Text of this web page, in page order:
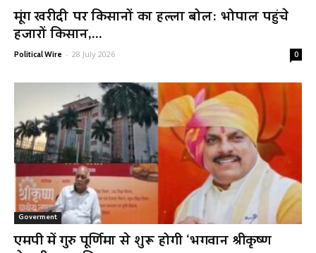
मूंग खरीदी पर किसानों का हल्ला बोल: भोपाल पहुंचे
हजारों किसान,...
Political Wire - 28 July 2026 0
Goverment
एमपी में गुरु पूर्णिमा से शुरू होगी ‘भगवान श्रीकृष्ण